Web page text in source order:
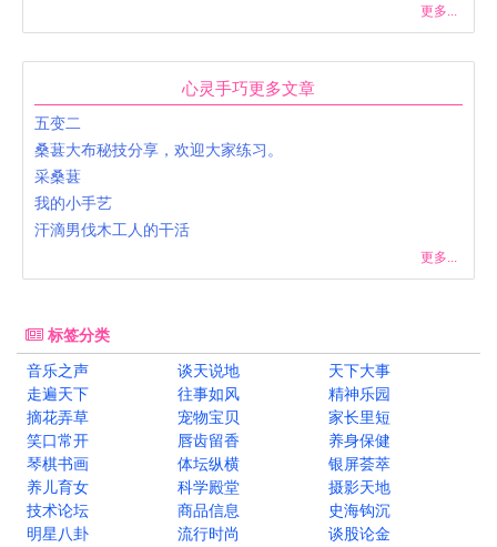
更多...
心灵手巧更多文章
五变二
桑葚大布秘技分享，欢迎大家练习。
采桑葚
我的小手艺
汗滴男伐木工人的干活
更多...
标签分类
音乐之声
谈天说地
天下大事
走遍天下
往事如风
精神乐园
摘花弄草
宠物宝贝
家长里短
笑口常开
唇齿留香
养身保健
琴棋书画
体坛纵横
银屏荟萃
养儿育女
科学殿堂
摄影天地
技术论坛
商品信息
史海钩沉
明星八卦
流行时尚
谈股论金